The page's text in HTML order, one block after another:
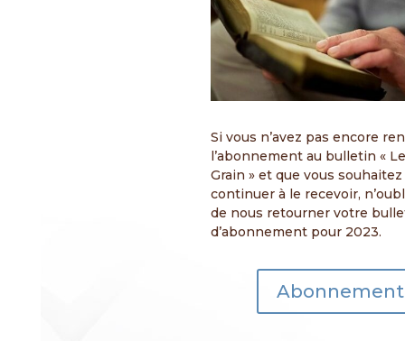
Si vous n’avez pas encore
l’abonnement au bulletin «
Grain » et que vous souhaitez
continuer à le recevoir,
de nous retourner votre
d’abonnement pour 2023.
Abonnement